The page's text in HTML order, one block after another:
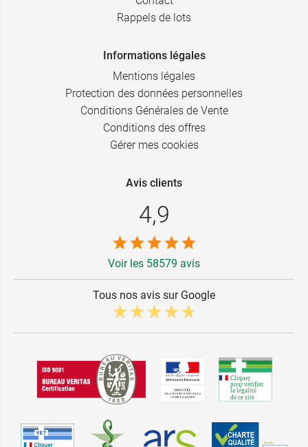
Rappels de lots
Informations légales
Mentions légales
Protection des données personnelles
Conditions Générales de Vente
Conditions des offres
Gérer mes cookies
Avis clients
4,9
Voir les 58579 avis
Tous nos avis sur Google